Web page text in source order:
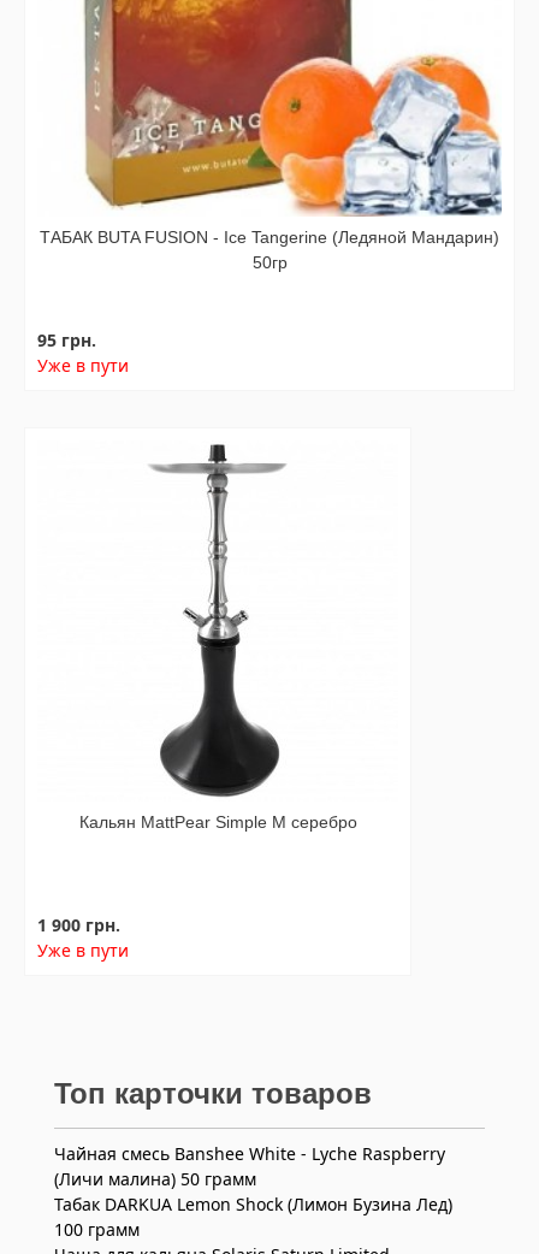
ТАБАК BUTA FUSION - Ice Tangerine (Ледяной Мандарин)
50гр
95 грн.
Уже в пути
Кальян MattPear Simple M серебро
1 900 грн.
Уже в пути
Топ карточки товаров
Чайная смесь Banshee White - Lyche Raspberry
(Личи малина) 50 грамм
Табак DARKUA Lemon Shock (Лимон Бузина Лед)
100 грамм